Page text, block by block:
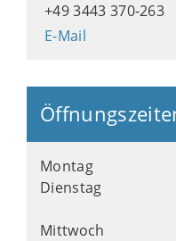
+49 3443 370-263
E-Mail
Montag
Dienstag
Mittwoch